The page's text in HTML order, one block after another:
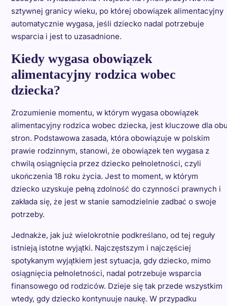
sztywnej granicy wieku, po której obowiązek alimentacyjny
automatycznie wygasa, jeśli dziecko nadal potrzebuje
wsparcia i jest to uzasadnione.
Kiedy wygasa obowiązek
alimentacyjny rodzica wobec
dziecka?
Zrozumienie momentu, w którym wygasa obowiązek
alimentacyjny rodzica wobec dziecka, jest kluczowe dla
stron. Podstawowa zasada, która obowiązuje w polskim
prawie rodzinnym, stanowi, że obowiązek ten wygasa z
chwilą osiągnięcia przez dziecko pełnoletności, czyli
ukończenia 18 roku życia. Jest to moment, w którym
dziecko uzyskuje pełną zdolność do czynności prawnych i
zakłada się, że jest w stanie samodzielnie zadbać o swoje
potrzeby.
Jednakże, jak już wielokrotnie podkreślano, od tej reguły
istnieją istotne wyjątki. Najczęstszym i najczęściej
spotykanym wyjątkiem jest sytuacja, gdy dziecko, mimo
osiągnięcia pełnoletności, nadal potrzebuje wsparcia
finansowego od rodziców. Dzieje się tak przede wszystkim
wtedy, gdy dziecko kontynuuje naukę. W przypadku